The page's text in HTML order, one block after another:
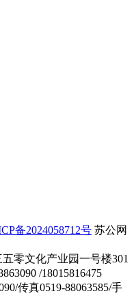
备2024058712号 苏公网
零文化产业园一号楼301
/18015816475
传真0519-88063585/手